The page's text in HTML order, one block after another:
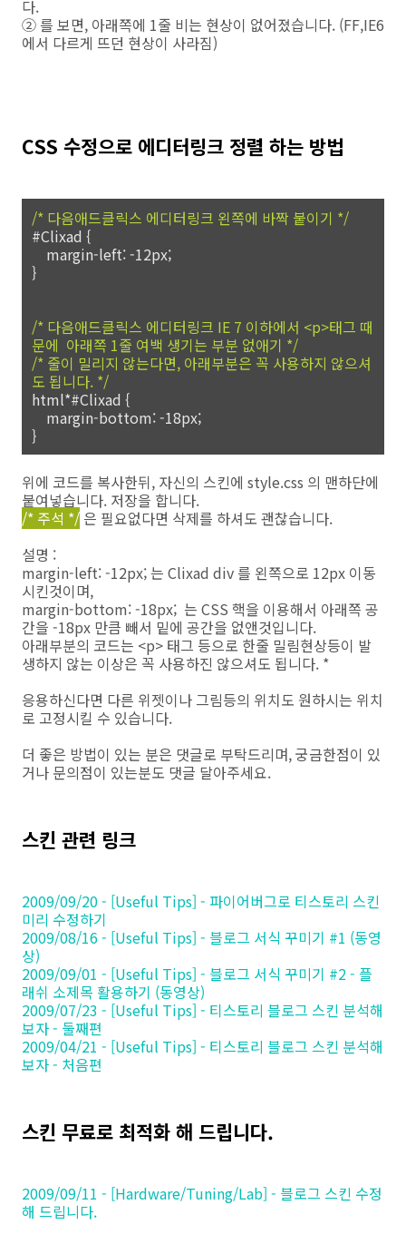
다.
② 를 보면, 아래쪽에 1줄 비는 현상이 없어졌습니다. (FF,IE6
에서 다르게 뜨던 현상이 사라짐)
CSS 수정으로 에디터링크 정렬 하는 방법
/* 다음애드클릭스 에디터링크 왼쪽에 바짝 붙이기 */
#Clixad {
margin-left: -12px;
}
/* 다음애드클릭스 에디터링크 IE 7 이하에서 <p>태그 때
문에 아래쪽 1줄 여백 생기는 부분 없애기 */
/* 줄이 밀리지 않는다면, 아래부분은 꼭 사용하지 않으셔
도 됩니다. */
html*#Clixad {
margin-bottom: -18px;
}
위에 코드를 복사한뒤, 자신의 스킨에 style.css 의 맨하단에
붙여넣습니다. 저장을 합니다.
/* 주석 */ 은 필요없다면 삭제를 하셔도 괜찮습니다.
설명 :
margin-left: -12px; 는 Clixad div 를 왼쪽으로 12px 이동
시킨것이며,
margin-bottom: -18px; 는 CSS 핵을 이용해서 아래쪽 공
간을 -18px 만큼 빼서 밑에 공간을 없앤것입니다.
아래부분의 코드는 <p> 태그 등으로 한줄 밀림현상등이 발
생하지 않는 이상은 꼭 사용하진 않으셔도 됩니다. *
응용하신다면 다른 위젯이나 그림등의 위치도 원하시는 위치
로 고정시킬 수 있습니다.
더 좋은 방법이 있는 분은 댓글로 부탁드리며, 궁금한점이 있
거나 문의점이 있는분도 댓글 달아주세요.
스킨 관련 링크
2009/09/20 - [Useful Tips] - 파이어버그로 티스토리 스킨
미리 수정하기
2009/08/16 - [Useful Tips] - 블로그 서식 꾸미기 #1 (동영
상)
2009/09/01 - [Useful Tips] - 블로그 서식 꾸미기 #2 - 플
래쉬 소제목 활용하기 (동영상)
2009/07/23 - [Useful Tips] - 티스토리 블로그 스킨 분석해
보자 - 둘째편
2009/04/21 - [Useful Tips] - 티스토리 블로그 스킨 분석해
보자 - 처음편
스킨 무료로 최적화 해 드립니다.
2009/09/11 - [Hardware/Tuning/Lab] - 블로그 스킨 수정
해 드립니다.